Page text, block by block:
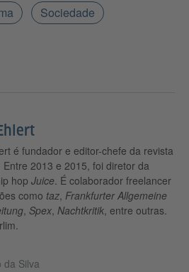
Sociedade
é fundador e editor-chefe da revista
Entre 2013 e 2015, foi diretor da
hop Juice. É colaborador freelancer
como taz, Frankfurter Allgemeine
, Spex, Nachtkritik, entre outras.
da Silva